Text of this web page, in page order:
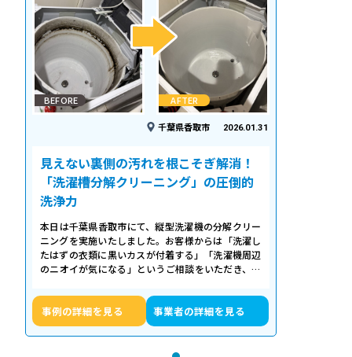
BEFORE AFTER
千葉県香取市 2026.01.31
見えない裏側の汚れを根こそぎ解消！
「洗濯槽分解クリーニング」の圧倒的
洗浄力
本日は千葉県香取市にて、縦型洗濯機の分解クリー
ニングを実施いたしました。お客様からは「洗濯し
たはずの衣類に黒いカスが付着する」「洗濯機周辺
のニオイが気になる」というご相談をいただき、内
事例の詳細を見る 事業者の詳細を見る